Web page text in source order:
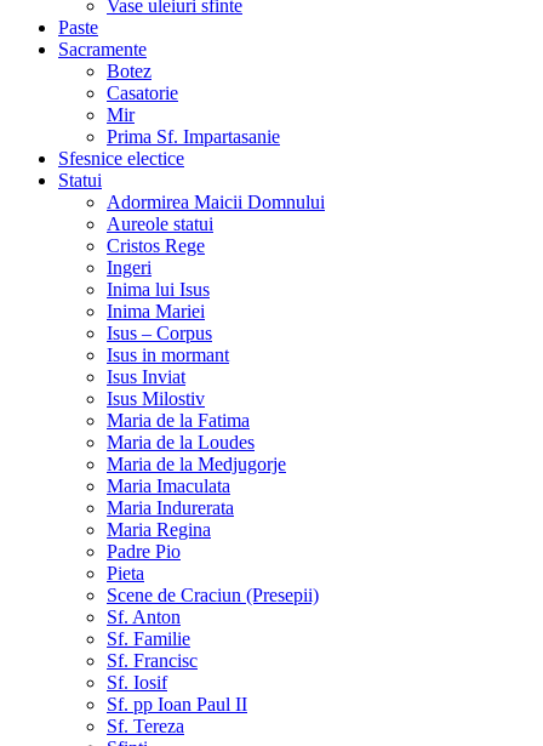
Vase uleiuri sfinte
Paste
Sacramente
Botez
Casatorie
Mir
Prima Sf. Impartasanie
Sfesnice electice
Statui
Adormirea Maicii Domnului
Aureole statui
Cristos Rege
Ingeri
Inima lui Isus
Inima Mariei
Isus – Corpus
Isus in mormant
Isus Inviat
Isus Milostiv
Maria de la Fatima
Maria de la Loudes
Maria de la Medjugorje
Maria Imaculata
Maria Indurerata
Maria Regina
Padre Pio
Pieta
Scene de Craciun (Presepii)
Sf. Anton
Sf. Familie
Sf. Francisc
Sf. Iosif
Sf. pp Ioan Paul II
Sf. Tereza